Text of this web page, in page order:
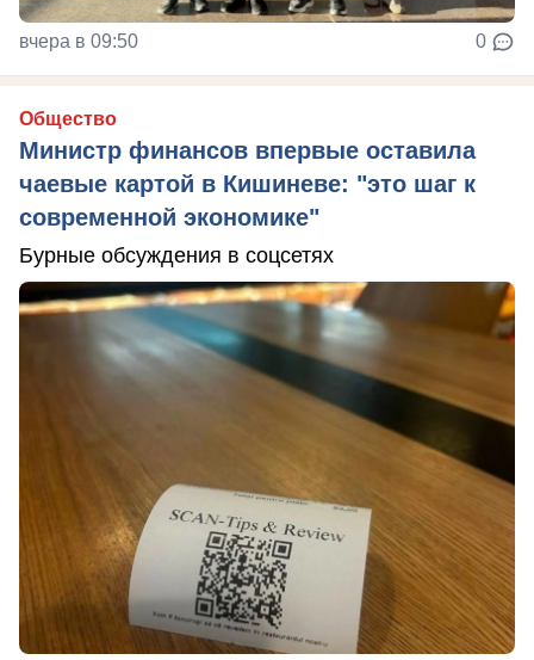
вчера в 09:50 0
Общество
Министр финансов впервые оставила
чаевые картой в Кишиневе: "это шаг к
современной экономике"
Бурные обсуждения в соцсетях